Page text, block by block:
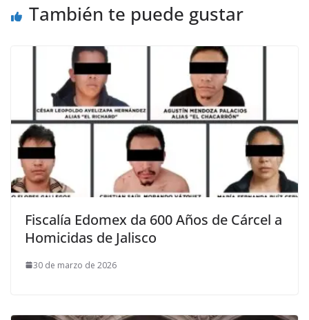
También te puede gustar
Fiscalía Edomex da 600 Años de Cárcel a
Homicidas de Jalisco
30 de marzo de 2026